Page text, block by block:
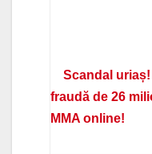
Scandal
fraudă de 26
MMA online!